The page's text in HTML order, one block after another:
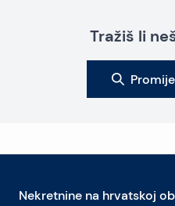
Tražiš li
Nekretnine na hrvatskoj